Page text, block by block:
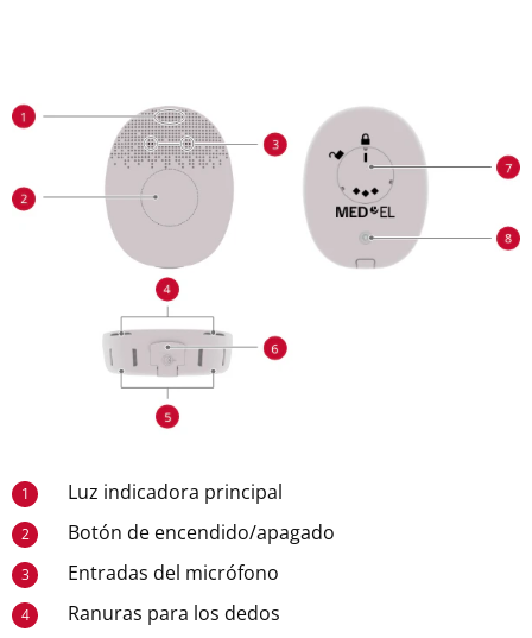
1 Luz indicadora principal
2 Botón de encendido/apagado
3 Entradas del micrófono
4 Ranuras para los dedos